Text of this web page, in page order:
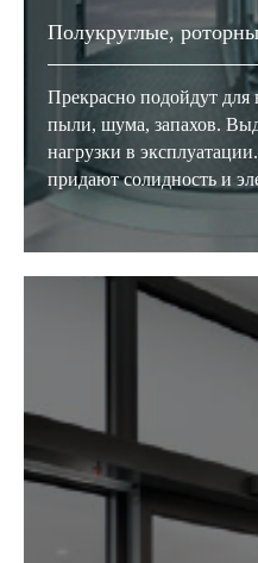
Полукруглые,
Прекрасно подойдут для
пыли, шума, запахов.
нагрузки в
придают солидность и
Написать в
Воронеж,
Шоурум
Режим работы: Пн-Пт с 9:00
Сб с 9:00 до 15:00, Вс –
Гарантия и доставка
Политика конфиденциал
и обработки персональных